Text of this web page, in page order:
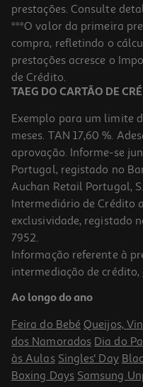
P. Ecrã Dbramante Eco-
18.99 €/un
18,99 €
P. Ecrã Dbramante Eco-
18.99 €/un
18,99 €
prestações. Consulte
***O valor da primeira
compra, refletindo o
prestações acresce o
de Crédito.
TAEG DO CARTÃO DE
Exemplo para um limite
meses. TAN 17,60 %.
aprovação. Informe-se
Portugal, registado no
Auchan Retail Portugal,
Intermediário de Crédito
exclusividade, registado
7952.
Informação referente à
intermediação de crédito,
Ao longo do ano
Feira do Bebé Queijos,
dos Namorados Dia do
às Aulas Singles' Day
Boxing Days Samsung